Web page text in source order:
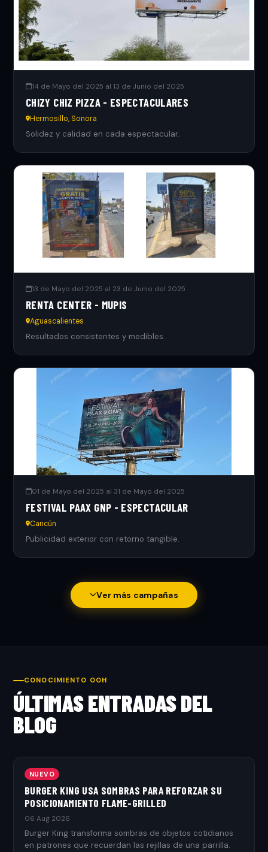
14 de Mayo del 2025 al 13 de Junio del 2025
CHIZY CHIZ PIZZA - ESPECTACULARES
Hermosillo, Sonora
Solidez y calidad en cada espectacular.
13 de Mayo del 2025 al 23 de Junio del 2025
RENTA CENTER - MUPIS
Aguascalientes
Resultados consistentes y medibles.
01 de Mayo del 2025 al 31 de Mayo del 2025
FESTIVAL PAAX GNP - ESPECTACULAR
Cancún
Publicidad exterior con retorno tangible.
Ver más campañas
CONOCIMIENTO OOH
ÚLTIMAS ENTRADAS DEL
BLOG
NUEVO
BURGER KING USA SOMBRAS PARA REFORZAR SU
POSICIONAMIENTO FLAME-GRILLED
06 Aug 2026
Burger King transforma sombras de objetos cotidianos
en patrones que recuerdan las rejillas de una parrilla.